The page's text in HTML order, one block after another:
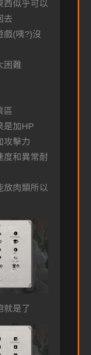
西似乎可以
去
戲(咦?)沒
困難
區
是加HP
攻擊力
度和異常耐
放肉類所以
就是了